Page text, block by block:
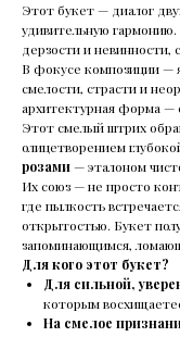
Этот букет — диалог
удивительную
дерзости и невинности,
В фокусе композиции —
смелости, страсти и
архитектурная форма —
Этот смелый штрих
олицетворением
розами— эталоном
Их союз — не просто
где пылкость
открытостью. Букет
запоминающимся,
Для кого этот букет?
Для сильной,
которым
На смелое